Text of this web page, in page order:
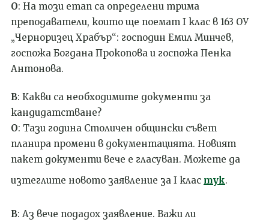
О: На този етап са определени трима
преподаватели, които ще поемат I клас в 163 ОУ
„Черноризец Храбър“: господин Емил Минчев,
госпожа Богдана Прокопова и госпожа Пенка
Антонова.
В: Какви са необходимите документи за
кандидатстване?
О: Тази година Столичен общински съвет
планира промени в документацията. Новият
пакет документи вече е гласуван. Можете да
изтеглите новото заявление за I клас тук.
В: Аз вече подадох заявление. Важи ли